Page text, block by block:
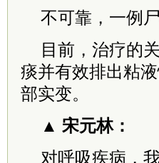
不可靠，一例
目前，治疗的
痰并有效排出粘
部实变。
▲ 宋元林：
对呼吸疾病，